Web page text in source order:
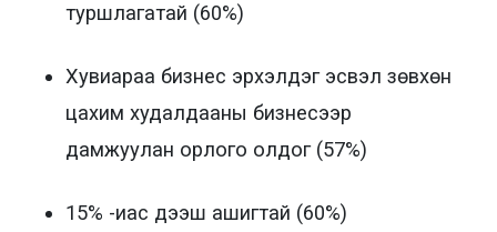
туршлагатай (60%)
Хувиараа бизнес эрхэлдэг эсвэл зөвхөн
цахим худалдааны бизнесээр
дамжуулан орлого олдог (57%)
15% -иас дээш ашигтай (60%)